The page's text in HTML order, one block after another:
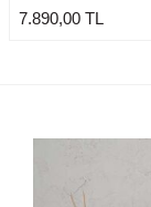
7.890,00 TL